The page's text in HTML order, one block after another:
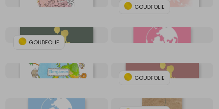
GOUDFOLIE
GOUDFOLIE
GOUDFOLIE